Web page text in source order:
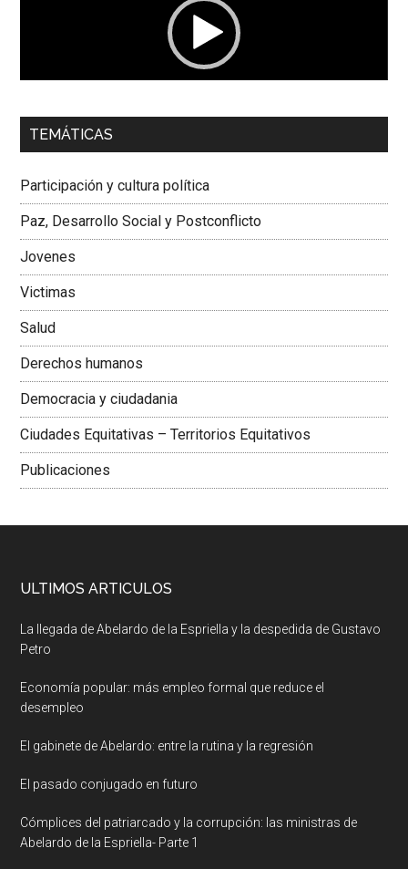
00:00 01:04
Colombiana
TEMÁTICAS
Participación y cultura política
Paz, Desarrollo Social y Postconflicto
Jovenes
Victimas
Salud
Derechos humanos
Democracia y ciudadania
Ciudades Equitativas – Territorios Equitativos
Publicaciones
ULTIMOS ARTICULOS
La llegada de Abelardo de la Espriella y la despedida de Gustavo
Petro
Economía popular: más empleo formal que reduce el
desempleo
El gabinete de Abelardo: entre la rutina y la regresión
El pasado conjugado en futuro
Cómplices del patriarcado y la corrupción: las ministras de
Abelardo de la Espriella- Parte 1